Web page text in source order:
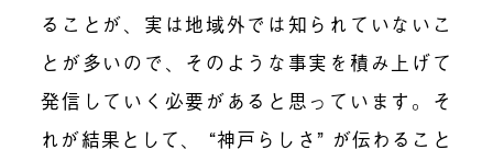
ることが、実は地域外では知られていないこ
とが多いので、そのような事実を積み上げて
発信していく必要があると思っています。そ
れが結果として、 “神戸らしさ” が伝わること